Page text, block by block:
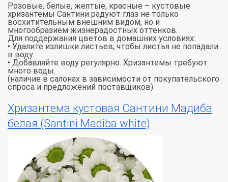
Розовые, белые, желтые, красные – кустовые
хризантемы Сантини радуют глаз не только
восхитительным внешним видом, но и
многообразием жизнерадостных оттенков.
Для поддержания цветов в домашних условиях:
• Удалите излишки листьев, чтобы листья не попадали
в воду.
• Добавляйте воду регулярно. Хризантемы требуют
много воды.
(наличие в салонах в зависимости от покупательского
спроса и предложений поставщиков)
Хризантема кустовая Сантини Мадиба
белая (Santini Madiba white)